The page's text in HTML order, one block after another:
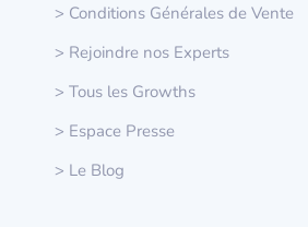
> Conditions Générales de Vente
> Rejoindre nos Experts
> Tous les Growths
> Espace Presse
> Le Blog